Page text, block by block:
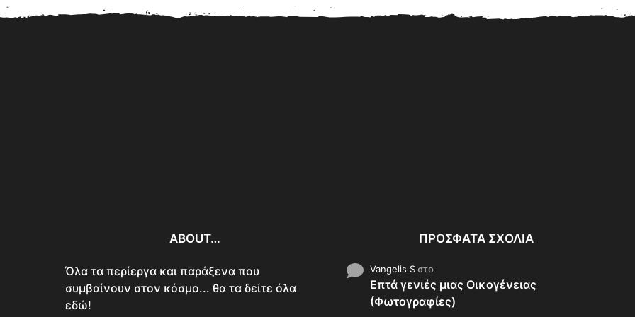
ABOUT…
Όλα τα περίεργα και παράξενα που
συμβαίνουν στον κόσμο... θα τα δείτε όλα
εδώ!
ΠΡΌΣΦΑΤΑ ΣΧΌΛΙΑ
Vangelis Sστο
Επτά γενιές μιας Οικογένειας
(Φωτογραφίες)